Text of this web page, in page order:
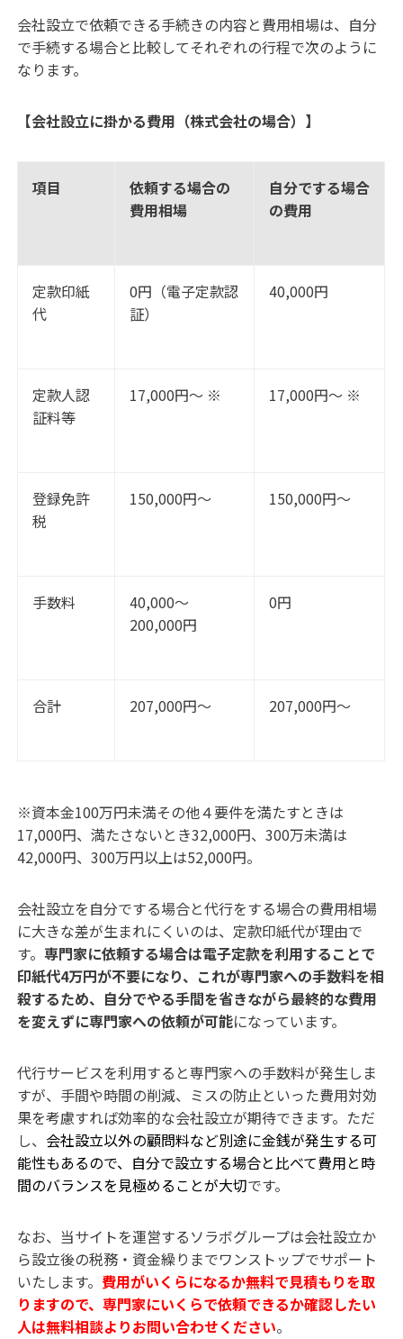
会社設立で依頼できる手続きの内容と費用相場は、自分
で手続する場合と比較してそれぞれの行程で次のように
なります。
【会社設立に掛かる費用（株式会社の場合）】
項目
依頼する場合の
費用相場
自分でする場合
の費用
定款印紙
代
0円（電子定款認
証）
40,000円
定款人認
証料等
17,000円～ ※ 17,000円～ ※
登録免許
税
150,000円～ 150,000円～
手数料
40,000～
200,000円
0円
合計 207,000円～ 207,000円～
※資本金100万円未満その他４要件を満たすときは
17,000円、満たさないとき32,000円、300万未満は
42,000円、300万円以上は52,000円。
会社設立を自分でする場合と代行をする場合の費用相場
に大きな差が生まれにくいのは、定款印紙代が理由で
す。専門家に依頼する場合は電子定款を利用することで
印紙代4万円が不要になり、これが専門家への手数料を相
殺するため、自分でやる手間を省きながら最終的な費用
を変えずに専門家への依頼が可能になっています。
代行サービスを利用すると専門家への手数料が発生しま
すが、手間や時間の削減、ミスの防止といった費用対効
果を考慮すれば効率的な会社設立が期待できます。ただ
し、 会社設立以外の顧問料など別途に金銭が発生する可
能性もあるので、自分で設立する場合と比べて費用と時
間のバランスを見極めることが大切です。
なお、当サイトを運営するソラボグループは会社設立か
ら設立後の税務・資金繰りまでワンストップでサポート
いたします。費用がいくらになるか無料で見積もりを取
りますので、専門家にいくらで依頼できるか確認したい
人は無料相談よりお問い合わせください。